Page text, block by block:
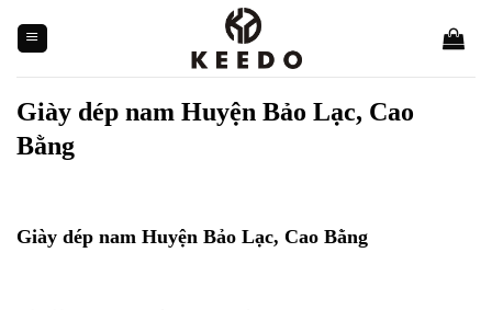
content
Giày dép nam Huyện Bảo Lạc, Cao
Bằng
Giày dép nam Huyện Bảo Lạc, Cao Bằng